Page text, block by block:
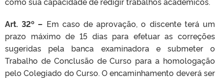
Art. 32º – Em caso de aprovação, o discente terá um
prazo máximo de 15 dias para efetuar as correções
sugeridas pela banca examinadora e submeter o
Trabalho de Conclusão de Curso para a homologação
pelo Colegiado do Curso. O encaminhamento deverá ser